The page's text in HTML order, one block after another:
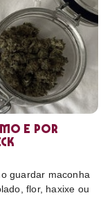
e por
guardar maconha
flor, haxixe ou